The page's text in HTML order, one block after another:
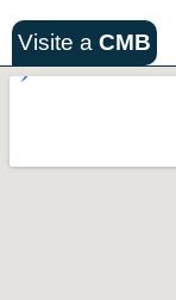
Visite a CMB